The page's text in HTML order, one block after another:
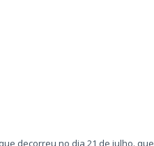
decorreu no dia 21 de julho. que